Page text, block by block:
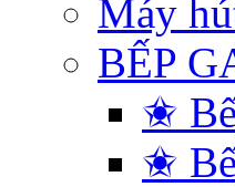
Máy
BẾP
✬
✬